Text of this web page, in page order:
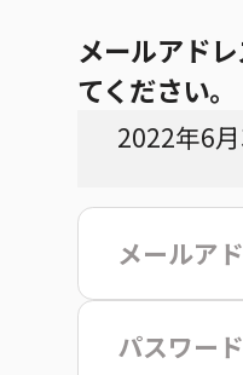
メールアド
てください。
2022年6